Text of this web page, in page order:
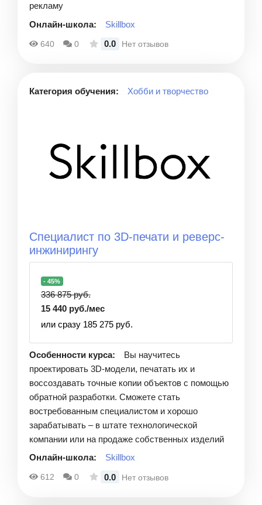
рекламу
Онлайн-школа:
Skillbox
640 0 0.0 Нет отзывов
Категория обучения: Хобби и творчество
Специалист по 3D-печати и реверс-
инжинирингу
- 45%
336 875 руб.
15 440 руб./мес
или сразу 185 275 руб.
Особенности курса:
Вы научитесь
проектировать 3D-модели, печатать их и
воссоздавать точные копии объектов с помощью
обратной разработки. Сможете стать
востребованным специалистом и хорошо
зарабатывать – в штате технологической
компании или на продаже собственных изделий
Онлайн-школа:
Skillbox
612 0 0.0 Нет отзывов